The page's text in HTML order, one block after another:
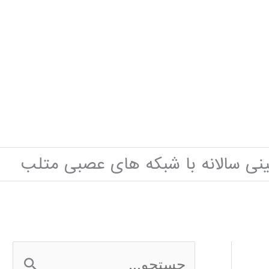
سالانه با شبکه های عصبی متلب